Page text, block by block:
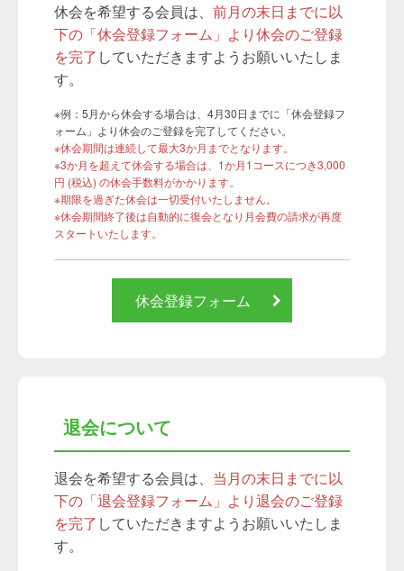
休会を希望する会員は、 前月の末日までに以
下の「休会登録フォーム」より休会のご登録
を完了 していただきますようお願いいたしま
す。
※例：5月から休会する場合は、4月30日までに「休会登録フ
ォーム」より休会のご登録を完了してください。
※休会期間は連続して最大3か月までとなります。
※3か月を超えて休会する場合は、1か月1コースにつき3,000
円 (税込) の休会手数料がかかります。
※期限を過ぎた休会は一切受付いたしません。
※休会期間終了後は自動的に復会となり月会費の請求が再度
スタートいたします。
休会登録フォーム
退会について
退会を希望する会員は、 当月の末日までに以
下の「退会登録フォーム」より退会のご登録
を完了 していただきますようお願いいたしま
す。